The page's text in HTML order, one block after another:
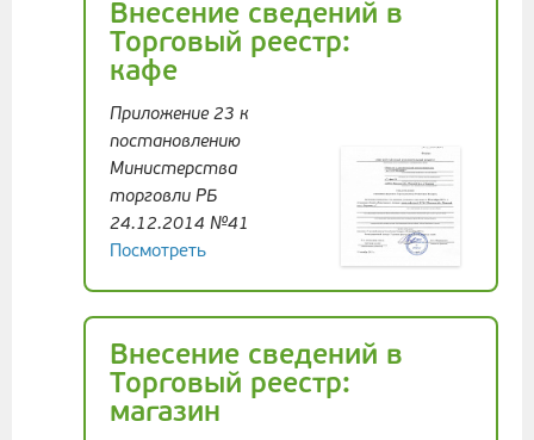
Внесение сведений в
Торговый реестр:
кафе
Приложение 23 к
постановлению
Министерства
торговли РБ
24.12.2014 №41
Посмотреть
Внесение сведений в
Торговый реестр:
магазин